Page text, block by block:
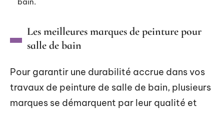
Les meilleures marques de peinture pour
salle de bain
Pour garantir une durabilité accrue dans vos
travaux de peinture de salle de bain, plusieurs
marques se démarquent par leur qualité et